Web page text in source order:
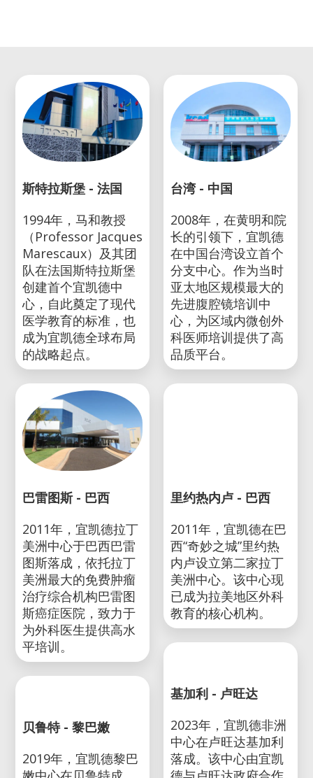
斯特拉斯堡 - 法国
1994年，马和教授
（Professor Jacques
Marescaux）及其团
队在法国斯特拉斯堡
创建首个宜凯德中
心，自此奠定了现代
医学教育的标准，也
成为宜凯德全球布局
的战略起点。
巴雷图斯 - 巴西
2011年，宜凯德拉丁
美洲中心于巴西巴雷
图斯落成，依托拉丁
美洲最大的免费肿瘤
治疗综合机构巴雷图
斯癌症医院，致力于
为外科医生提供高水
平培训。
台湾 - 中国
2008年，在黄明和院
长的引领下，宜凯德
在中国台湾设立首个
分支中心。作为当时
亚太地区规模最大的
先进腹腔镜培训中
心，为区域内微创外
科医师培训提供了高
品质平台。
里约热内卢 - 巴西
2011年，宜凯德在巴
西“奇妙之城”里约热
内卢设立第二家拉丁
美洲中心。该中心现
已成为拉美地区外科
教育的核心机构。
基加利 - 卢旺达